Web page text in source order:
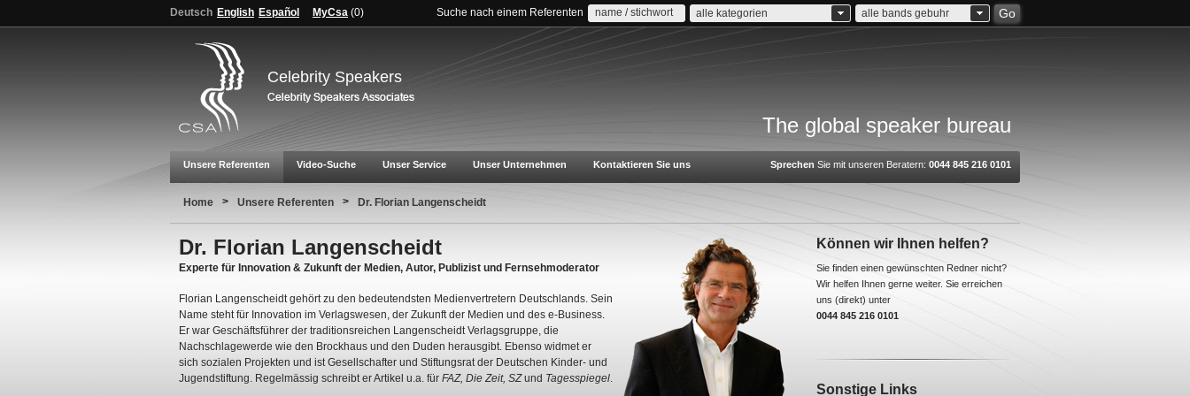
Deutsch English Español MyCsa (0) Suche nach einem Referenten alle kategorien alle bands gebuhr Go
Celebrity Speakers
The global speaker bureau
Unsere Referenten Video-Suche Unser Service Unser Unternehmen Kontaktieren Sie uns Sprechen Sie mit unseren Beratern: 0044 845 216 0101
Home > Unsere Referenten > Dr. Florian Langenscheidt
Dr. Florian Langenscheidt
Experte für Innovation & Zukunft der Medien, Autor, Publizist und Fernsehmoderator
Florian Langenscheidt gehört zu den bedeutendsten Medienvertretern Deutschlands. Sein
Name steht für Innovation im Verlagswesen, der Zukunft der Medien und des e-Business.
Er war Geschäftsführer der traditionsreichen Langenscheidt Verlagsgruppe, die
Nachschlagewerde wie den Brockhaus und den Duden herausgibt. Ebenso widmet er
sich sozialen Projekten und ist Gesellschafter und Stiftungsrat der Deutschen Kinder- und
Jugendstiftung. Regelmässig schreibt er Artikel u.a. für FAZ, Die Zeit, SZund Tagesspiegel.
Können wir Ihnen helfen?
Sie finden einen gewünschten Redner nicht?
Wir helfen Ihnen gerne weiter. Sie erreichen
uns (direkt) unter
0044 845 216 0101
Sonstige Links